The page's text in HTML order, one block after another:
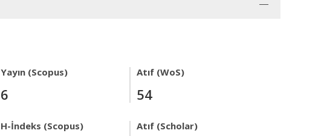
Yayın (Scopus)
6
Atıf (WoS)
54
H-İndeks (Scopus) Atıf (Scholar)